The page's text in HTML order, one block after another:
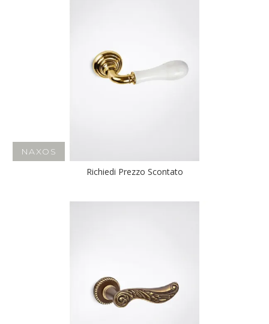
NAXOS
Richiedi Prezzo Scontato